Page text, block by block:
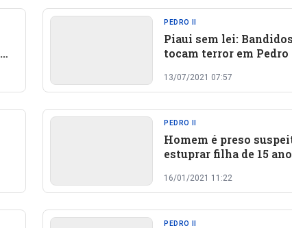
PEDRO II
Piaui sem lei: Bandidos
tocam terror em
na polícia
13/07/2021 07:57
PEDRO II
Homem é preso
estuprar filha de 15
16/01/2021 11:22
PEDRO II